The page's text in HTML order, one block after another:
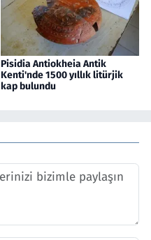
Pisidia Antiokheia Antik
Kenti'nde 1500 yıllık litürjik
kap bulundu